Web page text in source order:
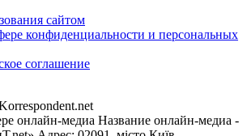
сайтом
конфиденциальности и персональных
соглашение
онлайн-медиа Название онлайн-медиа -